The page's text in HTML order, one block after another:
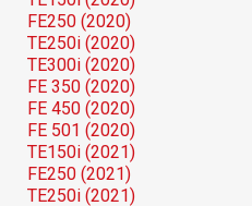
FE250 (2020)
TE250i (2020)
TE300i (2020)
FE 350 (2020)
FE 450 (2020)
FE 501 (2020)
TE150i (2021)
FE250 (2021)
TE250i (2021)